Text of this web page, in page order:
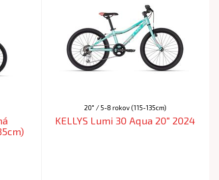
20" / 5-8 rokov (115-135cm)
KELLYS Lumi 30 Aqua 20" 2024